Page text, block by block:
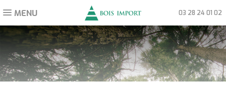
Toggle
MENU 03 28 24 01 02